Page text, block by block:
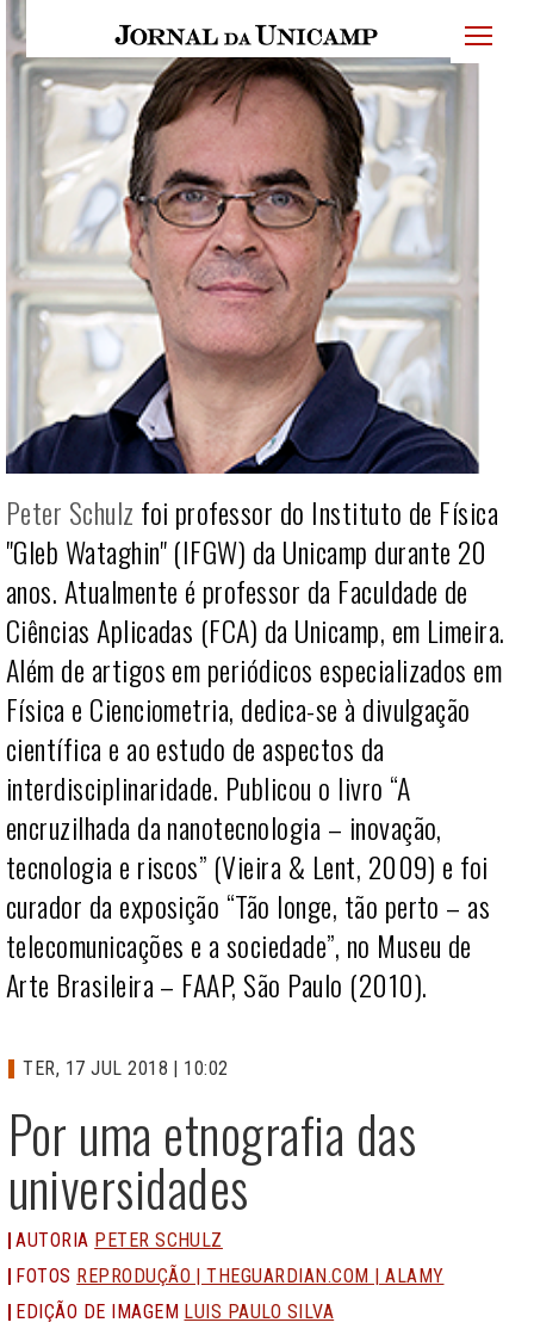
JU
menu
Peter Schulz foi professor do Instituto de Física
"Gleb Wataghin"(IFGW) da Unicamp durante 20
anos. Atualmente é professor da Faculdade de
Ciências Aplicadas (FCA) da Unicamp, em Limeira.
Além de artigos em periódicos especializados em
Física e Cienciometria, dedica-se à divulgação
científica e ao estudo de aspectos da
interdisciplinaridade. Publicou o livro “A
encruzilhada da nanotecnologia – inovação,
tecnologia e riscos” (Vieira & Lent, 2009) e foi
curador da exposição “Tão longe, tão perto – as
telecomunicações e a sociedade”, no Museu de
Arte Brasileira – FAAP, São Paulo (2010).
Por uma etnografia das
universidades
TER, 17 JUL 2018 | 10:02
AUTORIA PETER SCHULZ
FOTOS REPRODUÇÃO | THEGUARDIAN.COM | ALAMY
EDIÇÃO DE IMAGEM LUIS PAULO SILVA